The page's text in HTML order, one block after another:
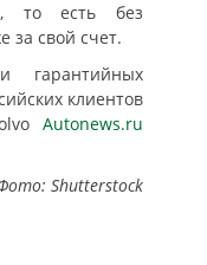
то есть без
за свой счет.
гарантийных
клиентов
Autonews.ru
Shutterstock